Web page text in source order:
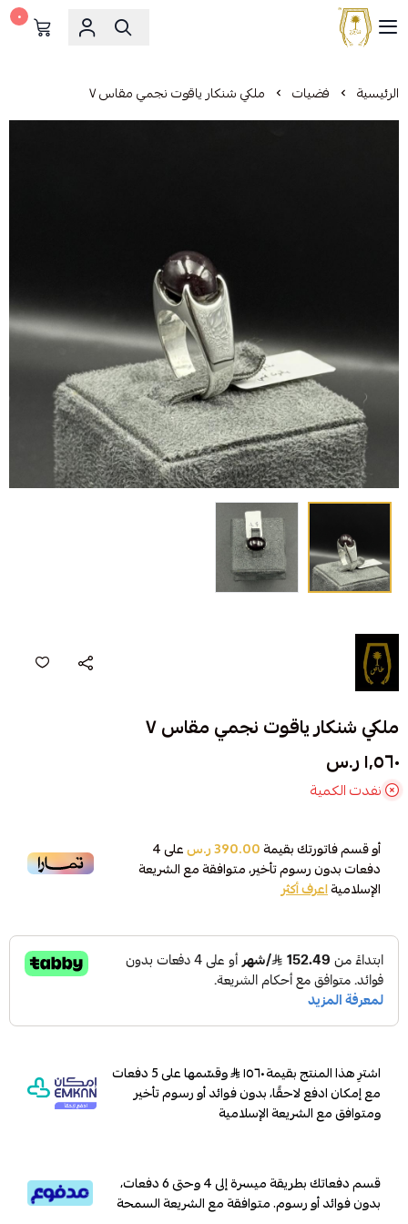
مشالح المهدي الملكية
٠
الرئيسية فضيات ملكي شنكار ياقوت نجمي مقاس ٧
ملكي شنكار ياقوت نجمي مقاس ٧
١٬٥٦٠ ر.س
نفدت الكمية
أو قسم فاتورتك بقيمة390.00 ر.س على4
دفعات بدون رسوم تأخير، متوافقة مع الشريعة
الإسلاميةاعرف أكثر
اشترِ هذا المنتج بقيمة ١٥٦٠
وقسّمها على 5 دفعات
مع إمكان ادفع لاحقًا، بدون فوائد أو رسوم تأخير
ومتوافق مع الشريعة الإسلامية
قسم دفعاتك بطريقة ميسرة إلى 4 وحتى 6 دفعات،
بدون فوائد أو رسوم. متوافقة مع الشريعة السمحة